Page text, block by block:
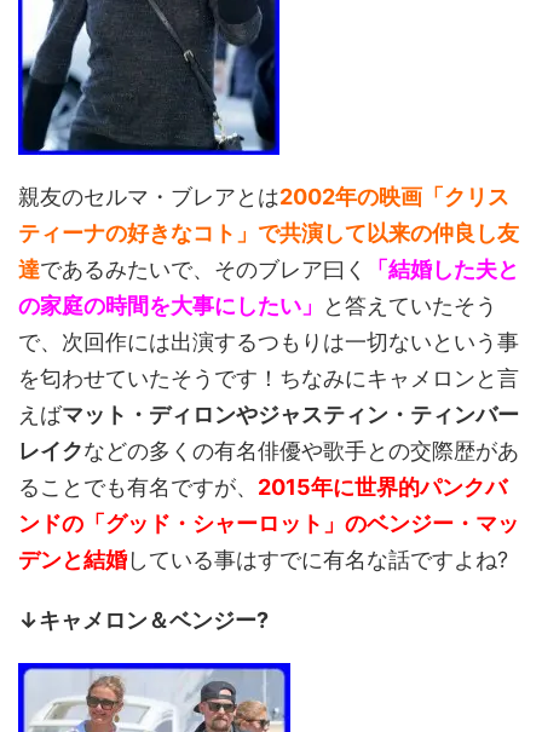
親友のセルマ・ブレアとは2002年の映画「クリス
ティーナの好きなコト」で共演して以来の仲良し友
達であるみたいで、そのブレア曰く
「結婚した夫と
の家庭の時間を大事にしたい」
と答えていたそう
で、次回作には出演するつもりは一切ないという事
を匂わせていたそうです！ちなみにキャメロンと言
えばマット・ディロンやジャスティン・ティンバー
レイクなどの多くの有名俳優や歌手との交際歴があ
ることでも有名ですが、 2015年に世界的パンクバ
ンドの「グッド・シャーロット」のベンジー・マッ
デンと結婚している事はすでに有名な話ですよね?
↓キャメロン＆ベンジー?